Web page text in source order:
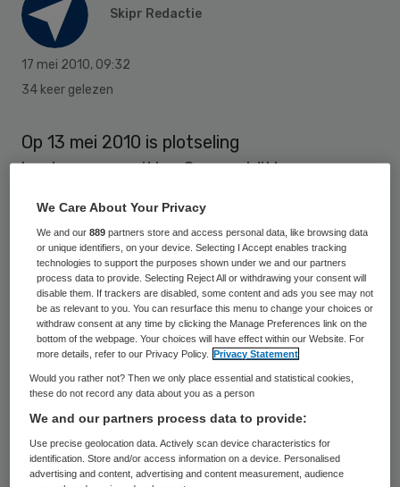
Skipr Redactie
17 mei 2010, 09:32
34 keer gelezen
Op 13 mei 2010 is plotseling
bestuursvoorzitter George Witte van ggz-
Onwel
Witte werd op 3 mei onwel, toen hij vanuit
zijn woonplaats Heerenveen met de auto
naar het hoofdkantoor van Rivierduinen in
hartproblemen geconstateerd. Een poging
We Care About Your Privacy
We and our889 partners store and access personal data, like browsing data
or unique identifiers, on your device. Selecting I Accept enables tracking
technologies to support the purposes shown under we and our partners
process data to provide. Selecting Reject All or withdrawing your consent will
disable them. If trackers are disabled, some content and ads you see may not
be as relevant to you. You can resurface this menu to change your choices or
withdraw consent at any time by clicking the Manage Preferences link on the
bottom of the webpage. Your choices will have effect within our Website. For
more details, refer to our Privacy Policy.
Privacy Statement
Would you rather not? Then we only place essential and statistical cookies,
these do not record any data about you as a person
We and our partners process data to provide:
Use precise geolocation data. Actively scan device characteristics for
identification. Store and/or access information on a device. Personalised
advertising and content, advertising and content measurement, audience